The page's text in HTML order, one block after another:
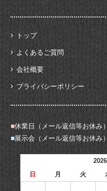
トップ
よくあるご質問
会社概要
プライバシーポリシー
■休業日（メール返信等お休み）
■展示会（メール返信等お休み）